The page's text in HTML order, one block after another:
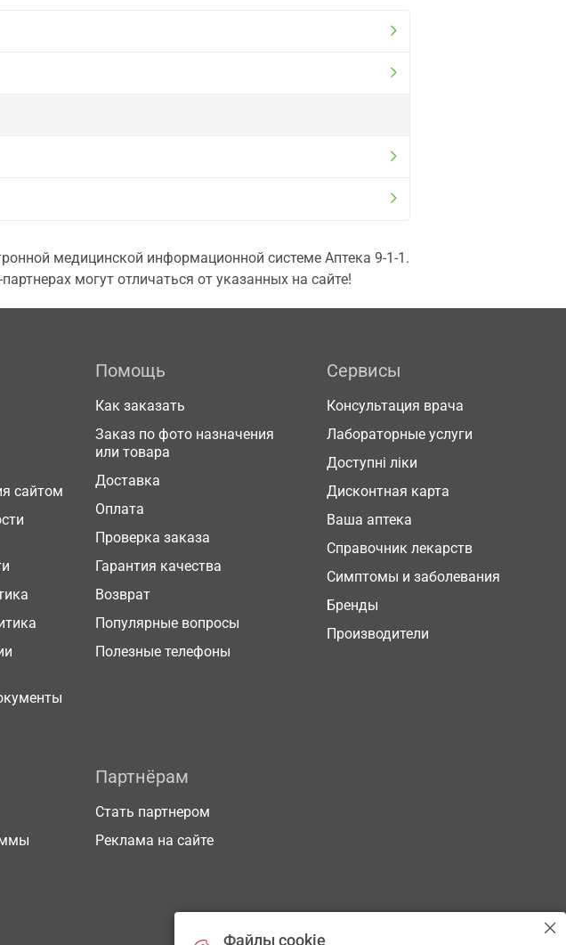
медицинской информационной системе Аптека 9-1-1.
могут отличаться от указанных на сайте!
сайтом
Помощь
Как заказать
Заказ по фото назначения
или товара
Доставка
Оплата
Проверка заказа
Гарантия качества
Возврат
Популярные вопросы
Полезные телефоны
Сервисы
Консультация врача
Лабораторные услуги
Доступні ліки
Дисконтная карта
Ваша аптека
Справочник лекарств
Симптомы и заболевания
Бренды
Производители
Партнёрам
Стать партнером
Реклама на сайте
Файлы cookie